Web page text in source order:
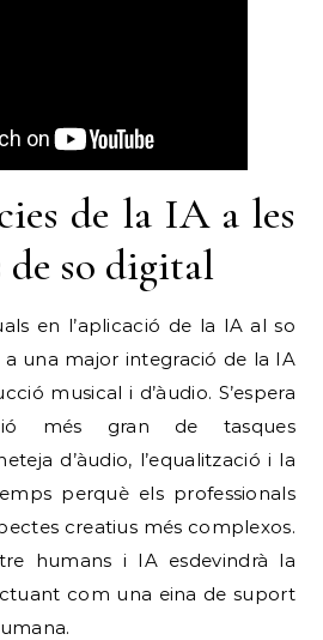
de la IA a les
so digital
en l’aplicació de la IA al so
una major integració de la IA
musical i d’àudio. S’espera
més gran de tasques
d’àudio, l’equalització i la
perquè els professionals
creatius més complexos.
humans i IA esdevindrà la
com una eina de suport